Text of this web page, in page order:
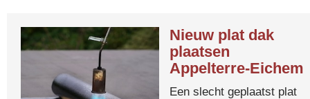
Nieuw plat dak
plaatsen
Appelterre-Eichem
Een slecht geplaatst plat